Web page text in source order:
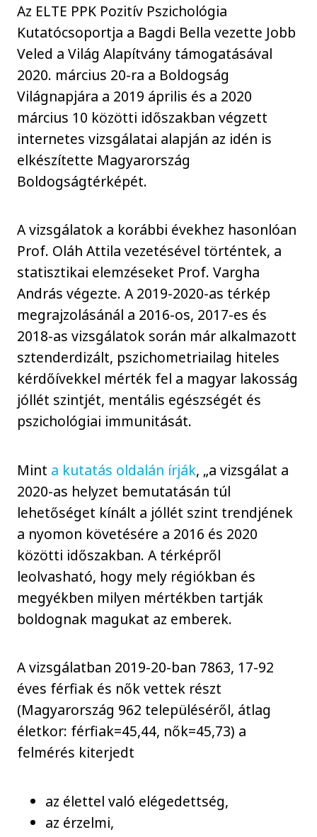
Az ELTE PPK Pozitív Pszichológia
Kutatócsoportja a Bagdi Bella vezette Jobb
Veled a Világ Alapítvány támogatásával
2020. március 20-ra a Boldogság
Világnapjára a 2019 április és a 2020
március 10 közötti időszakban végzett
internetes vizsgálatai alapján az idén is
elkészítette Magyarország
Boldogságtérképét.
A vizsgálatok a korábbi évekhez hasonlóan
Prof. Oláh Attila vezetésével történtek, a
statisztikai elemzéseket Prof. Vargha
András végezte. A 2019-2020-as térkép
megrajzolásánál a 2016-os, 2017-es és
2018-as vizsgálatok során már alkalmazott
sztenderdizált, pszichometriailag hiteles
kérdőívekkel mérték fel a magyar lakosság
jóllét szintjét, mentális egészségét és
pszichológiai immunitását.
Mint a kutatás oldalán írják, „a vizsgálat a
2020-as helyzet bemutatásán túl
lehetőséget kínált a jóllét szint trendjének
a nyomon követésére a 2016 és 2020
közötti időszakban. A térképről
leolvasható, hogy mely régiókban és
megyékben milyen mértékben tartják
boldognak magukat az emberek.
A vizsgálatban 2019-20-ban 7863, 17-92
éves férfiak és nők vettek részt
(Magyarország 962 településéről, átlag
életkor: férfiak=45,44, nők=45,73) a
felmérés kiterjedt
az élettel való elégedettség,
az érzelmi,